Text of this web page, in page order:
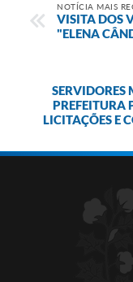
NOTÍCIA MAIS
VISITA DOS
"ELENA
PREFEITURA
LICITAÇÕES E